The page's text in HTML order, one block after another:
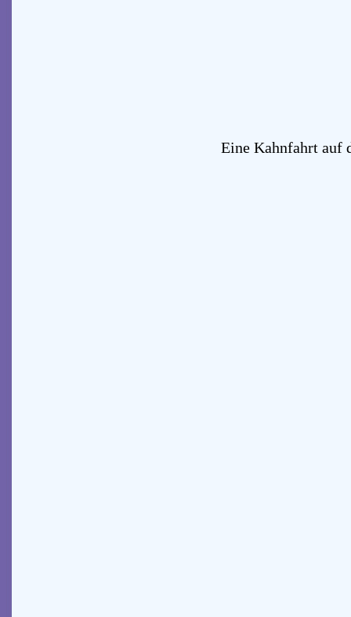
Eine Kahnfahrt auf